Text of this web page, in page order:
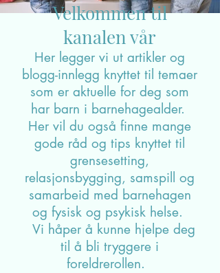
Velkommen til
kanalen vår
Her legger vi ut artikler og
blogg-innlegg knyttet til temaer
som er aktuelle for deg som
har barn i barnehagealder.
Her vil du også finne mange
gode råd og tips knyttet til
grensesetting,
relasjonsbygging, samspill og
samarbeid med barnehagen
og fysisk og psykisk helse.
Vi håper å kunne hjelpe deg
til å bli tryggere i
foreldrerollen.